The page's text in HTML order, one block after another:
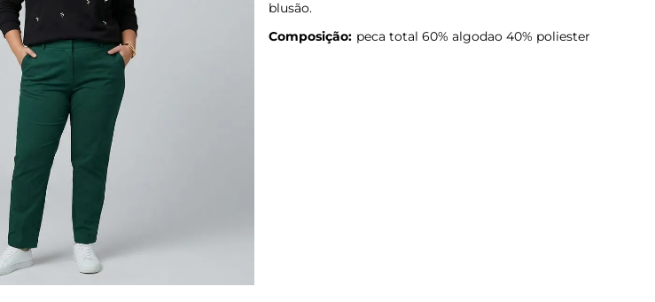
blusão.
Composição: peca total 60% algodao 40% poliester